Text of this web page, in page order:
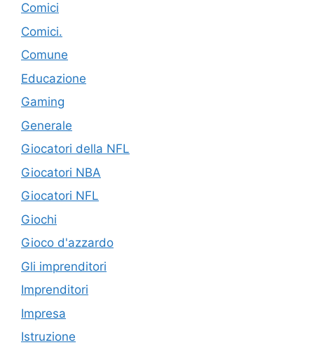
Comici
Comici.
Comune
Educazione
Gaming
Generale
Giocatori della NFL
Giocatori NBA
Giocatori NFL
Giochi
Gioco d'azzardo
Gli imprenditori
Imprenditori
Impresa
Istruzione